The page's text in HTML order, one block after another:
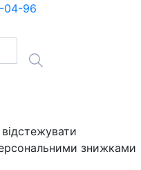
04-96
знижками